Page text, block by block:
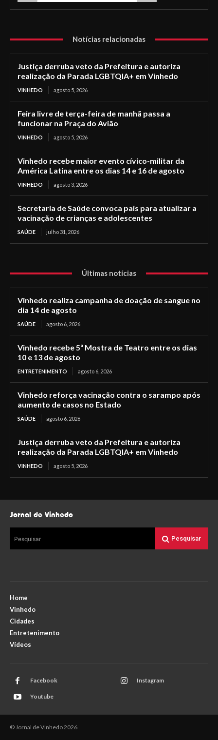
Notícias relacionadas
Justiça derruba veto da Prefeitura e autoriza
realização da Parada LGBTQIA+ em Vinhedo
VINHEDO agosto 5, 2026
Feira livre de terça-feira de manhã passa a
funcionar na Praça do Avião
VINHEDO agosto 5, 2026
Vinhedo recebe maior evento cívico-militar da
América Latina entre os dias 14 e 16 de agosto
VINHEDO agosto 3, 2026
Secretaria de Saúde convoca pais para atualizar a
vacinação de crianças e adolescentes
SAÚDE julho 31, 2026
Últimas notícias
Vinhedo realiza campanha de doação de sangue no
dia 14 de agosto
SAÚDE agosto 6, 2026
Vinhedo recebe 5ª Mostra de Teatro entre os dias
10 e 13 de agosto
ENTRETENIMENTO agosto 6, 2026
Vinhedo reforça vacinação contra o sarampo após
aumento de casos no Estado
SAÚDE agosto 6, 2026
Justiça derruba veto da Prefeitura e autoriza
realização da Parada LGBTQIA+ em Vinhedo
VINHEDO agosto 5, 2026
Jornal de Vinhedo
Pesquisar Pesquisar
Home
Vinhedo
Cidades
Entretenimento
Vídeos
Facebook Instagram
Youtube
© Jornal de Vinhedo 2026